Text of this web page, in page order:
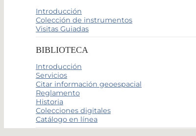
Introducción
Colección de instrumentos
Visitas Guiadas
BIBLIOTECA
Introducción
Servicios
Citar información geoespacial
Reglamento
Historia
Colecciones digitales
Catálogo en línea